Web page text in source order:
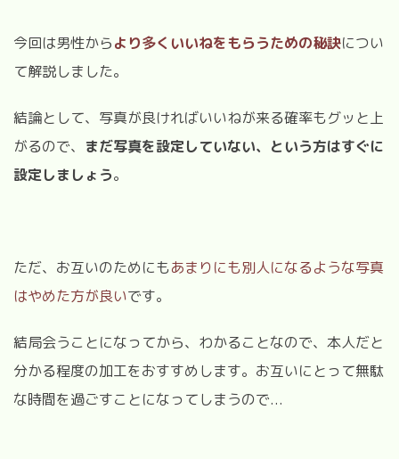
今回は男性からより多くいいねをもらうための秘訣につい
て解説しました。
結論として、写真が良ければいいねが来る確率もグッと上
がるので、 まだ写真を設定していない、という方はすぐに
設定しましょう。
ただ、お互いのためにもあまりにも別人になるような写真
はやめた方が良いです。
結局会うことになってから、わかることなので、本人だと
分かる程度の加工をおすすめします。お互いにとって無駄
な時間を過ごすことになってしまうので...